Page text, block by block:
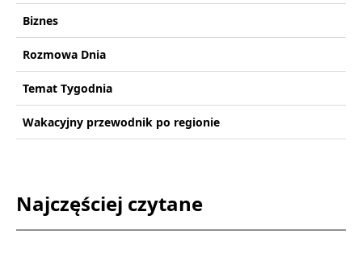
Biznes
Rozmowa Dnia
Temat Tygodnia
Wakacyjny przewodnik po regionie
Najczęściej czytane